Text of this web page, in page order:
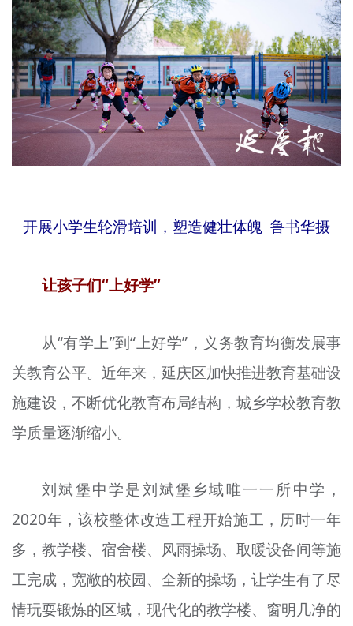
资料库
+
开展小学生轮滑培训，塑造健壮体魄 鲁书华摄
让孩子们“上好学”
从“有学上”到“上好学”，义务教育均衡发展事
关教育公平。近年来，延庆区加快推进教育基础设
施建设，不断优化教育布局结构，城乡学校教育教
学质量逐渐缩小。
刘斌堡中学是刘斌堡乡域唯一一所中学，
2020年，该校整体改造工程开始施工，历时一年
多，教学楼、宿舍楼、风雨操场、取暖设备间等施
工完成，宽敞的校园、全新的操场，让学生有了尽
情玩耍锻炼的区域，现代化的教学楼、窗明几净的